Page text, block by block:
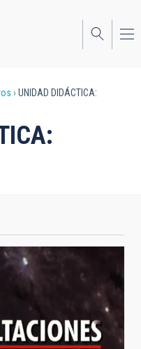
UNIDAD DIDÁCTICA: